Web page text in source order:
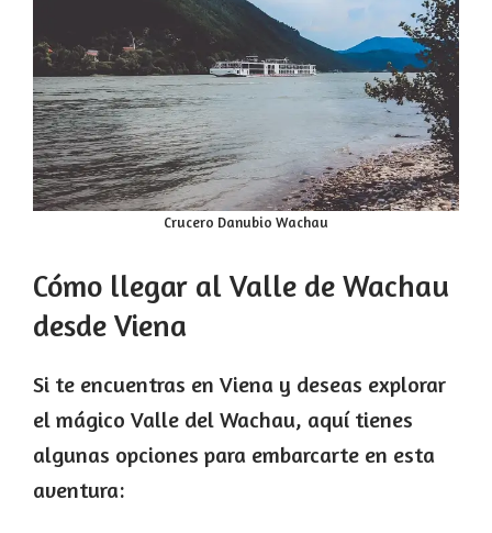
Crucero Danubio Wachau
Cómo llegar al Valle de Wachau
desde Viena
Si te encuentras en Viena y deseas explorar
el mágico Valle del Wachau, aquí tienes
algunas opciones para embarcarte en esta
aventura: